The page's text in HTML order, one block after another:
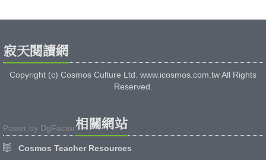
寂天閱讀網
Copyright (c) Cosmos Culture Ltd. www.icosmos.com.tw All Rights
Reserved.
Power by DgFactor相關網站
Cosmos Teacher Resources